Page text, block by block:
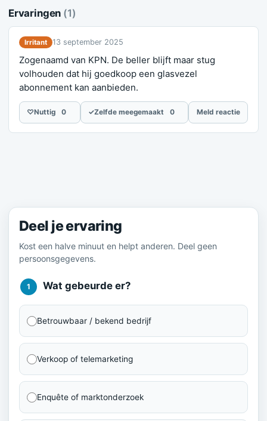
Ervaringen (1)
Irritant 13 september 2025
Zogenaamd van KPN. De beller blijft maar stug
volhouden dat hij goedkoop een glasvezel
abonnement kan aanbieden.
♡Nuttig 0 ✓Zelfde meegemaakt 0 Meld reactie
Deel je ervaring
Kost een halve minuut en helpt anderen. Deel geen
persoonsgegevens.
1 Wat gebeurde er?
Betrouwbaar / bekend bedrijf
Verkoop of telemarketing
Enquête of marktonderzoek